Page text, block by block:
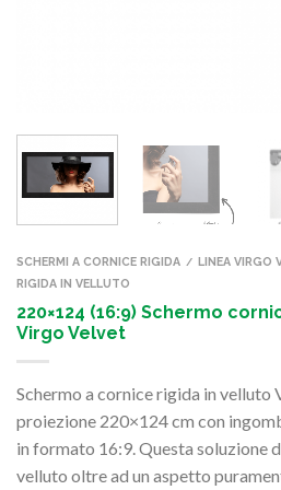
SCHERMI A CORNICE RIGIDA /
LINEA VIRGO
RIGIDA IN VELLUTO
220×124 (16:9) Schermo
Virgo Velvet
Schermo a cornice rigida in velluto
proiezione 220×124 cm con
in formato 16:9. Questa soluzione
velluto oltre ad un aspetto